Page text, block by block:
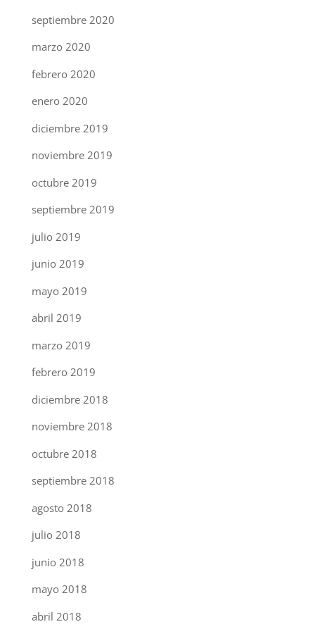
septiembre 2020
marzo 2020
febrero 2020
enero 2020
diciembre 2019
noviembre 2019
octubre 2019
septiembre 2019
julio 2019
junio 2019
mayo 2019
abril 2019
marzo 2019
febrero 2019
diciembre 2018
noviembre 2018
octubre 2018
septiembre 2018
agosto 2018
julio 2018
junio 2018
mayo 2018
abril 2018